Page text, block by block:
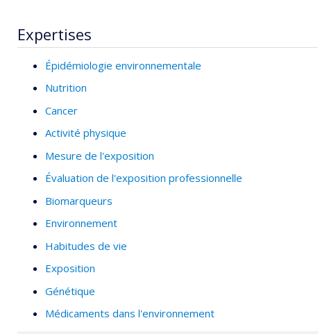
Expertises
Épidémiologie environnementale
Nutrition
Cancer
Activité physique
Mesure de l'exposition
Évaluation de l'exposition professionnelle
Biomarqueurs
Environnement
Habitudes de vie
Exposition
Génétique
Médicaments dans l'environnement